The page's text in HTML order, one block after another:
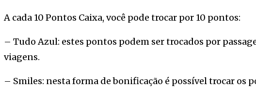
A cada 10 Pontos Caixa, você pode trocar por 10 pontos:
– Tudo Azul: estes pontos podem ser trocados por
viagens.
– Smiles: nesta forma de bonificação é possível trocar os